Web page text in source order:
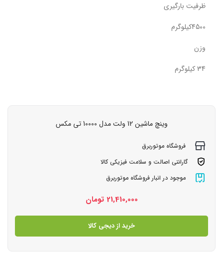
ظرفیت بارگیری
4500کیلوگرم
وزن
34 کیلوگرم
وینچ ماشین 12 ولت مدل 10000 تی مکس
فروشگاه موتوربرق
گارانتی اصالت و سلامت فیزیکی کالا
موجود در انبار فروشگاه موتوربرق
21,410,000 تومان
خرید از دیجی کالا